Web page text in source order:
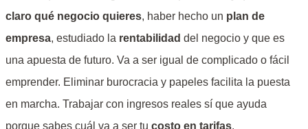
claro qué negocio quieres, haber hecho un plan de
empresa, estudiado la rentabilidad del negocio y que es
una apuesta de futuro. Va a ser igual de complicado o fácil
emprender. Eliminar burocracia y papeles facilita la puesta
en marcha. Trabajar con ingresos reales sí que ayuda
porque sabes cuál va a ser tu costo en tarifas.